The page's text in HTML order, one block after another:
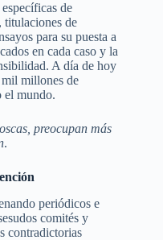
de
titulaciones de
para su puesta a
en cada caso y la
A día de hoy
millones de
el mundo.
preocupan más
.
periódicos e
comités y
contradictorias